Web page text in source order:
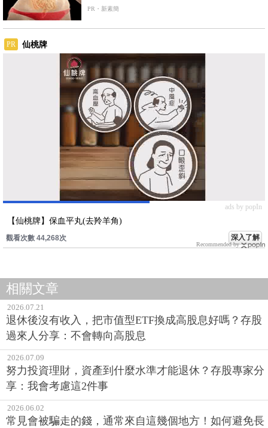
PR・新素簡
PR 仙桃牌
ads by popIn
【仙桃牌】保血平丸(去羚羊角)
觀看次數 44,268次 深入了解
Recommended by
相關文章
2026.07.21
退休後沒有收入，把市值型ETF換成高股息好嗎？存股
過來人分享：不會轉向高股息
2026.07.09
努力投資理財，資產到什麼水準才能退休？存股專家分
享：我會考慮這2件事
2026.06.02
常見會被騙走的錢，通常來自這幾個地方！如何避免長